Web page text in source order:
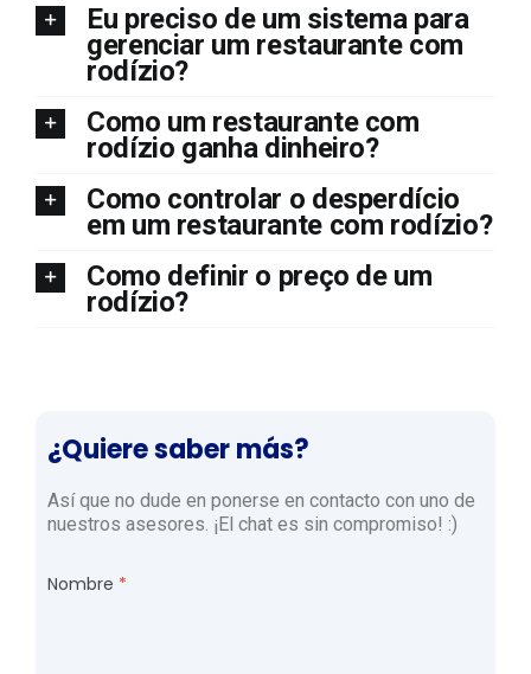
Eu preciso de um sistema para
gerenciar um restaurante com
rodízio?
Como um restaurante com
rodízio ganha dinheiro?
Como controlar o desperdício
em um restaurante com rodízio?
Como definir o preço de um
rodízio?
¿Quiere saber más?
Así que no dude en ponerse en contacto con uno de
nuestros asesores. ¡El chat es sin compromiso! :)
Nombre